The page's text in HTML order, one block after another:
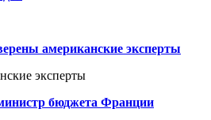
американские эксперты
эксперты
бюджета Франции